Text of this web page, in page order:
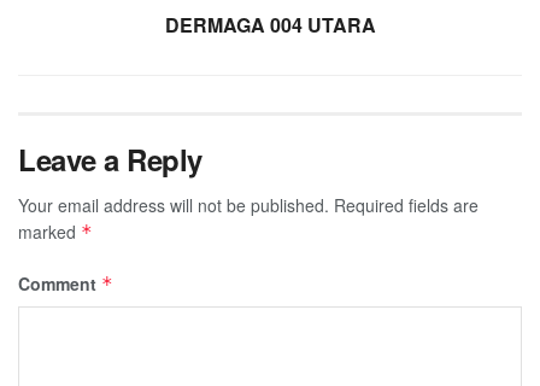
DERMAGA 004 UTARA
Leave a Reply
Your email address will not be published. Required fields are
marked *
Comment *